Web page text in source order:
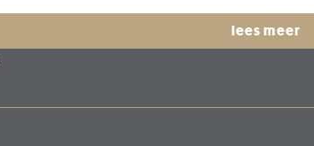
lees meer